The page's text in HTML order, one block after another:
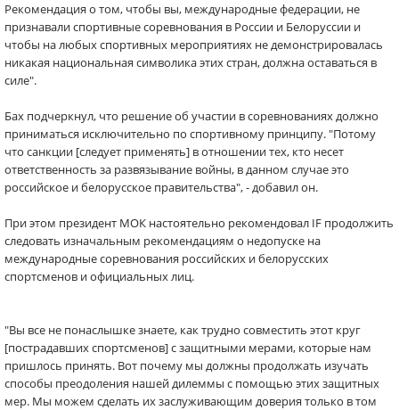
Рекомендация о том, чтобы вы, международные федерации, не
признавали спортивные соревнования в России и Белоруссии и
чтобы на любых спортивных мероприятиях не демонстрировалась
никакая национальная символика этих стран, должна оставаться в
силе".
Бах подчеркнул, что решение об участии в соревнованиях должно
приниматься исключительно по спортивному принципу. "Потому
что санкции [следует применять] в отношении тех, кто несет
ответственность за развязывание войны, в данном случае это
российское и белорусское правительства", - добавил он.
При этом президент МОК настоятельно рекомендовал IF продолжить
следовать изначальным рекомендациям о недопуске на
международные соревнования российских и белорусских
спортсменов и официальных лиц.
"Вы все не понаслышке знаете, как трудно совместить этот круг
[пострадавших спортсменов] с защитными мерами, которые нам
пришлось принять. Вот почему мы должны продолжать изучать
способы преодоления нашей дилеммы с помощью этих защитных
мер. Мы можем сделать их заслуживающим доверия только в том